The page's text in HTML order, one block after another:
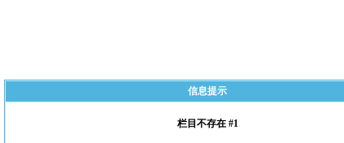
信息提示
栏目不存在 #1